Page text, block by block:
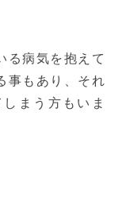
る病気を抱えて
事もあり、それ
まう方もいま